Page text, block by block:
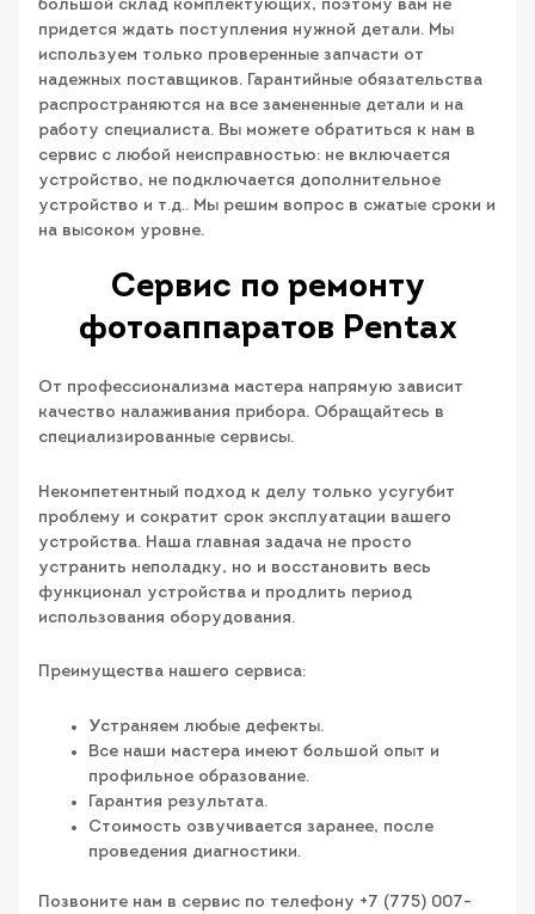
большой склад комплектующих, поэтому вам не
придется ждать поступления нужной детали. Мы
используем только проверенные запчасти от
надежных поставщиков. Гарантийные обязательства
распространяются на все замененные детали и на
работу специалиста. Вы можете обратиться к нам в
сервис с любой неисправностью: не включается
устройство, не подключается дополнительное
устройство и т.д.. Мы решим вопрос в сжатые сроки и
на высоком уровне.
Сервис по ремонту
фотоаппаратов Pentax
От профессионализма мастера напрямую зависит
качество налаживания прибора. Обращайтесь в
специализированные сервисы.
Некомпетентный подход к делу только усугубит
проблему и сократит срок эксплуатации вашего
устройства. Наша главная задача не просто
устранить неполадку, но и восстановить весь
функционал устройства и продлить период
использования оборудования.
Преимущества нашего сервиса:
Устраняем любые дефекты.
Все наши мастера имеют большой опыт и
профильное образование.
Гарантия результата.
Стоимость озвучивается заранее, после
проведения диагностики.
Позвоните нам в сервис по телефону +7 (775) 007-